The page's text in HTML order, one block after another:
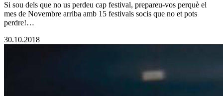
Si sou dels que no us perdeu cap festival, prepareu-vos perquè el
mes de Novembre arriba amb 15 festivals socis que no et pots
perdre!…
30.10.2018